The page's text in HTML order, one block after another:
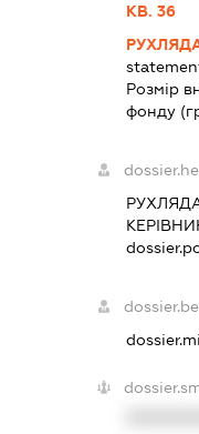
КВ. 36
Розмір
фонду